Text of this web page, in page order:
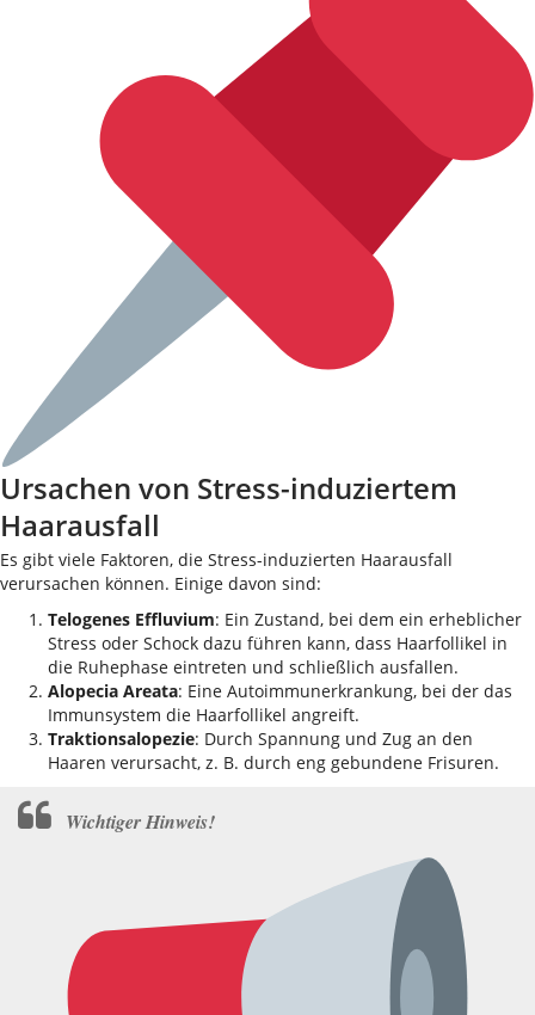
Ursachen von Stress-induziertem
Haarausfall
Es gibt viele Faktoren, die Stress-induzierten Haarausfall
verursachen können. Einige davon sind:
Telogenes Effluvium: Ein Zustand, bei dem ein erheblicher
Stress oder Schock dazu führen kann, dass Haarfollikel in
die Ruhephase eintreten und schließlich ausfallen.
Alopecia Areata: Eine Autoimmunerkrankung, bei der das
Immunsystem die Haarfollikel angreift.
Traktionsalopezie: Durch Spannung und Zug an den
Haaren verursacht, z. B. durch eng gebundene Frisuren.
Wichtiger Hinweis!